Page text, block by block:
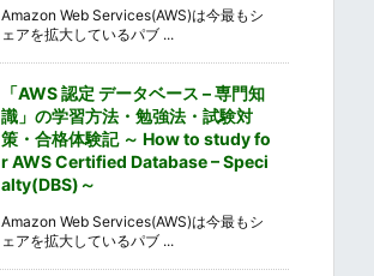
Amazon Web Services(AWS)は今最もシ
ェアを拡大しているパブ ...
「AWS 認定 データベース – 専門知
識」の学習方法・勉強法・試験対
策・合格体験記 ～ How to study fo
r AWS Certified Database – Speci
alty(DBS)～
Amazon Web Services(AWS)は今最もシ
ェアを拡大しているパブ ...